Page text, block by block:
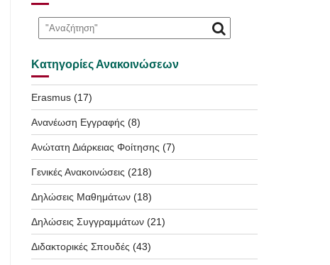
Κατηγορίες Ανακοινώσεων
Erasmus(17)
Ανανέωση Εγγραφής (8)
Ανώτατη Διάρκειας Φοίτησης (7)
Γενικές Ανακοινώσεις (218)
Δηλώσεις Μαθημάτων(18)
Δηλώσεις Συγγραμμάτων(21)
Διδακτορικές Σπουδές (43)